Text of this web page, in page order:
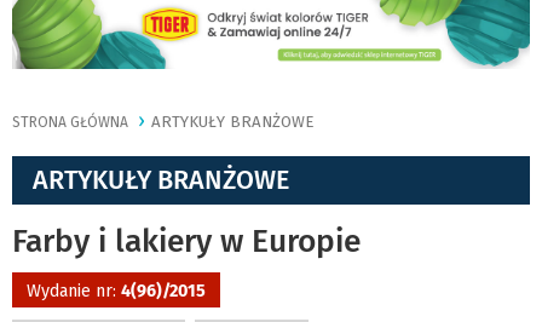
STRONA GŁÓWNA ARTYKUŁY BRANŻOWE
ARTYKUŁY BRANŻOWE
Farby i lakiery w Europie
Wydanie nr: 4(96)/2015